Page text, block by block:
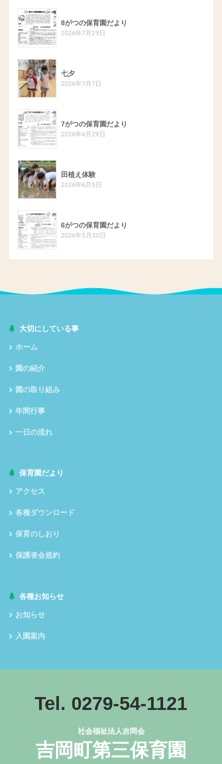
8がつの保育園だより
2026年7月29日
七夕
2026年7月7日
7がつの保育園だより
2026年6月29日
田植え体験
2026年6月5日
6がつの保育園だより
2026年5月30日
大切にしている事
ホーム
園の紹介
園の取り組み
年間行事
一日の流れ
保育園だより
アクセス
各種ダウンロード
保育のしおり
保護者会規約
各種お知らせ
お知らせ
入園案内
Tel. 0279-54-1121
社会福祉法人吉岡会
吉岡町第三保育園